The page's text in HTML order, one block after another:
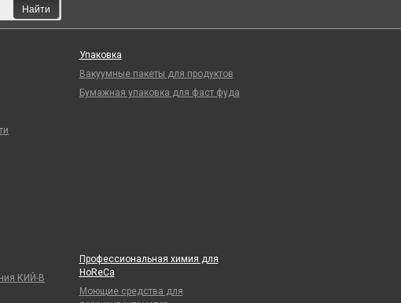
Найти
КИЙ-В
Упаковка
Вакуумные пакеты для продуктов
Бумажная упаковка для фаст фуда
Профессиональная химия для
HoReCa
Моющие средства для